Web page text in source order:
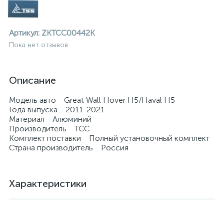
Артикул: ZKTCC00442K
Пока нет отзывов
Описание
Модель авто Great Wall Hover H5/Haval H5
Года выпуска 2011-2021
Материал Алюминий
Производитель ТСС
Комплект поставки Полный установочный комплект
Страна производитель Россия
Характеристики